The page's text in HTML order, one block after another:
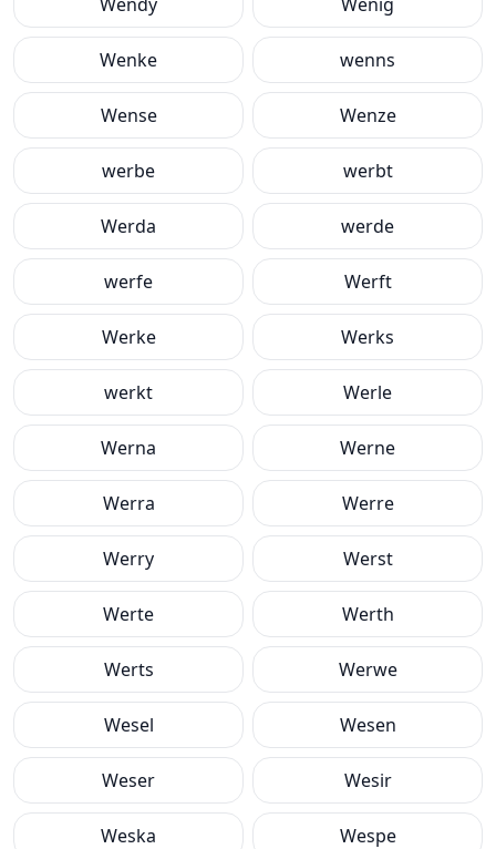
Wenke wenns
Wense Wenze
werbe werbt
Werda werde
werfe Werft
Werke Werks
werkt Werle
Werna Werne
Werra Werre
Werry Werst
Werte Werth
Werts Werwe
Wesel Wesen
Weser Wesir
Weska Wespe